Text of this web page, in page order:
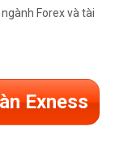
Forex và tài
Exness